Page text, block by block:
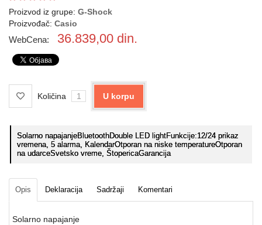
Proizvod iz grupe: G-Shock
Proizvođač: Casio
WebCena: 36.839,00 din.
Količina U korpu
Solarno napajanjeBluetoothDouble LED lightFunkcije:12/24 prikaz
vremena, 5 alarma, KalendarOtporan na niske temperatureOtporan
na udarceSvetsko vreme, ŠtopericaGarancija
Opis Deklaracija Sadržaji Komentari
Solarno napajanje